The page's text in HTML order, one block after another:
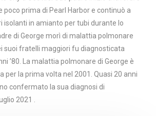
poco prima di Pearl Harbor e continuò a
isolanti in amianto per tubi durante lo
di George morì di malattia polmonare
suoi fratelli maggiori fu diagnosticata
’80. La malattia polmonare di George è
per la prima volta nel 2001. Quasi 20 anni
confermato la sua diagnosi di
2021 .